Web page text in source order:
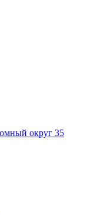
округ 35